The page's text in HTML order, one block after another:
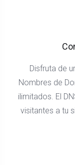
Disfruta de
Nombres de
ilimitados. El
visitantes a tu